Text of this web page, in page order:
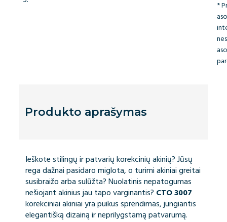
*
Produkto aprašymas
Ieškote stilingų ir patvarių korekcinių akinių? Jūsų
rega dažnai pasidaro miglota, o turimi akiniai greitai
susibraižo arba sulūžta? Nuolatinis nepatogumas
nešiojant akinius jau tapo varginantis? CTO 3007
korekciniai akiniai yra puikus sprendimas, jungiantis
elegantišką dizainą ir neprilygstamą patvarumą.